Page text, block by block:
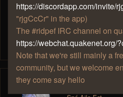
https://discordapp.com/invite/
"rjgCcCr" in the app)
The #ridpef IRC channel on
https://webchat.quakenet.org/
Note that we're still mainly a
community, but we welcome
they come say hello
Btw si vous avez des idée
"Grand hermite"